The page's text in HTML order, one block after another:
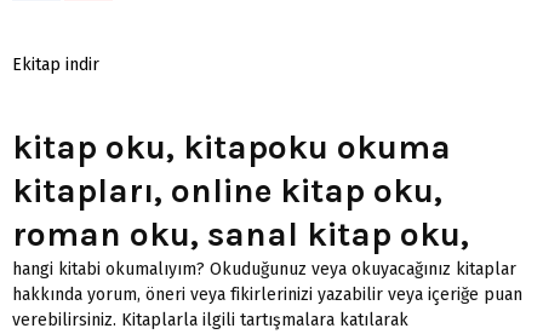
Ekitap indir
kitap oku, kitapoku okuma
kitapları, online kitap oku,
roman oku, sanal kitap oku,
hangi kitabi okumalıyım? Okuduğunuz veya okuyacağınız kitaplar
hakkında yorum, öneri veya fikirlerinizi yazabilir veya içeriğe puan
verebilirsiniz. Kitaplarla ilgili tartışmalara katılarak